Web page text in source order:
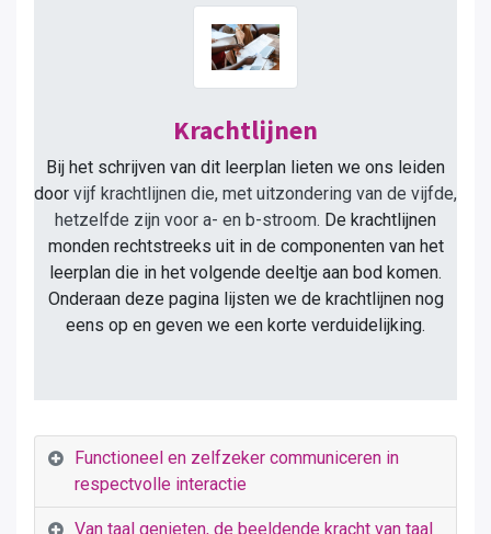
Krachtlijnen
Bij het schrijven van dit leerplan lieten we ons leiden
door vijf krachtlijnen die, met uitzondering van de vijfde,
hetzelfde zijn voor a- en b-stroom. De krachtlijnen
monden rechtstreeks uit in de componenten van het
leerplan die in het volgende deeltje aan bod komen.
Onderaan deze pagina lijsten we de krachtlijnen nog
eens op en geven we een korte verduidelijking.
Functioneel en zelfzeker communiceren in
respectvolle interactie
Van taal genieten, de beeldende kracht van taal